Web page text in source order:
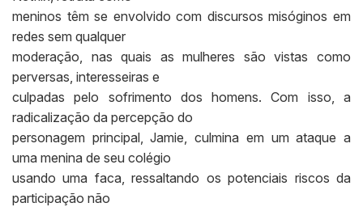
meninos têm se envolvido com discursos misóginos em
redes sem qualquer
moderação, nas quais as mulheres são vistas como
perversas, interesseiras e
culpadas pelo sofrimento dos homens. Com isso, a
radicalização da percepção do
personagem principal, Jamie, culmina em um ataque a
uma menina de seu colégio
usando uma faca, ressaltando os potenciais riscos da
participação não